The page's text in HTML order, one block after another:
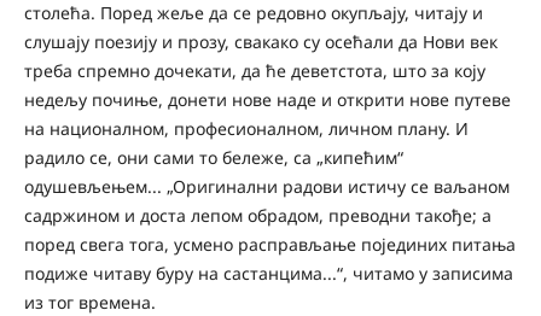
столећа. Поред жеље да се редовно окупљају, читају и
слушају поезију и прозу, свакако су осећали да Нови век
треба спремно дочекати, да ће деветстота, што за коју
недељу почиње, донети нове наде и открити нове путеве
на националном, професионалном, личном плану. И
радило се, они сами то бележе, са „кипећим“
одушевљењем... „Оригинални радови истичу се ваљаном
садржином и доста лепом обрадом, преводни такође; а
поред свега тога, усмено расправљање појединих питања
подиже читаву буру на састанцима...“, читамо у записима
из тог времена.